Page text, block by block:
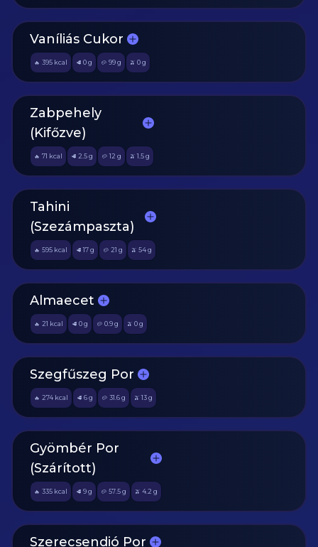
Vaníliás Cukor
🔥 395 kcal 🥩 0g 🥔 99 g 🫒 0g
Zabpehely
(Kifőzve)
🔥 71 kcal 🥩 2.5g 🥔 12 g 🫒 1.5g
Tahini
(Szezámpaszta)
🔥 595 kcal 🥩 17g 🥔 21 g 🫒 54g
Almaecet
🔥 21 kcal 🥩 0g 🥔 0.9 g 🫒 0g
Szegfűszeg Por
🔥 274 kcal 🥩 6g 🥔 31.6 g 🫒 13g
Gyömbér Por
(Szárított)
🔥 335 kcal 🥩 9g 🥔 57.5 g 🫒 4.2 g
Szerecsendió Por